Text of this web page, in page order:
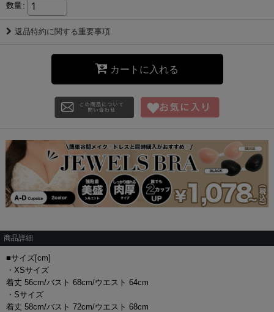
数量:
返品特約に関する重要事項
カートに入れる
商品詳細
■サイズ[cm]
・XSサイズ
着丈 56cm/バスト 68cm/ウエスト 64cm
・Sサイズ
着丈 58cm/バスト 72cm/ウエスト 68cm